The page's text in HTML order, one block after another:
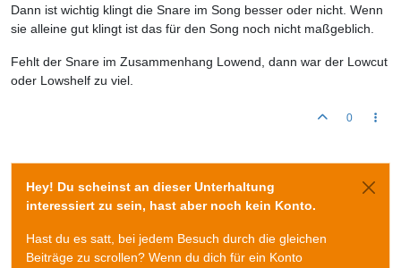
Dann ist wichtig klingt die Snare im Song besser oder nicht. Wenn
sie alleine gut klingt ist das für den Song noch nicht maßgeblich.
Fehlt der Snare im Zusammenhang Lowend, dann war der Lowcut
oder Lowshelf zu viel.
0
Hey! Du scheinst an dieser Unterhaltung
interessiert zu sein, hast aber noch kein Konto.
Hast du es satt, bei jedem Besuch durch die gleichen
Beiträge zu scrollen? Wenn du dich für ein Konto